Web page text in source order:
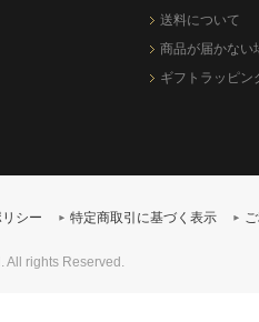
送料について
商品が届かない
ギフトラッピン
シー 特定商取引に基づく表示
rights Reserved.